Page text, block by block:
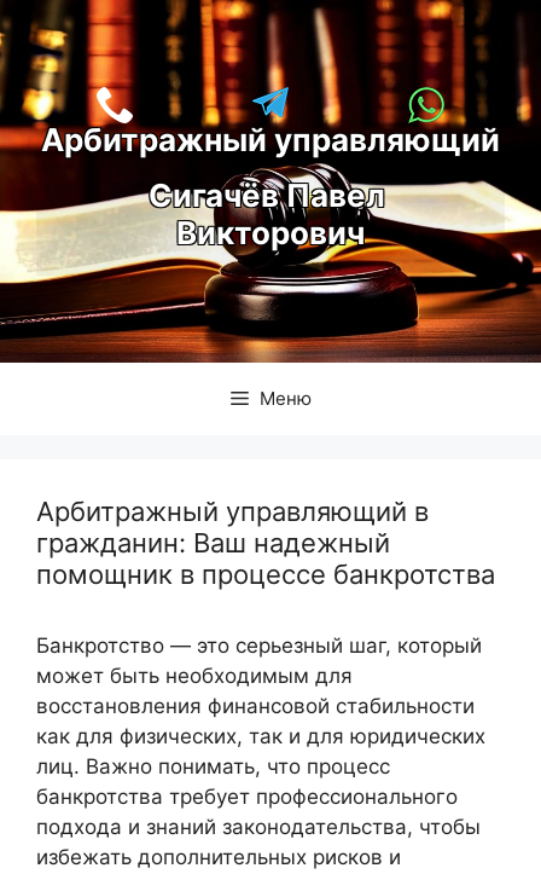
Перейти
к
содержимому
Арбитражный управляющий
Сигачёв Павел
Викторович
Меню
Арбитражный управляющий в
гражданин: Ваш надежный
помощник в процессе банкротства
Банкротство — это серьезный шаг, который
может быть необходимым для
восстановления финансовой стабильности
как для физических, так и для юридических
лиц. Важно понимать, что процесс
банкротства требует профессионального
подхода и знаний законодательства, чтобы
избежать дополнительных рисков и